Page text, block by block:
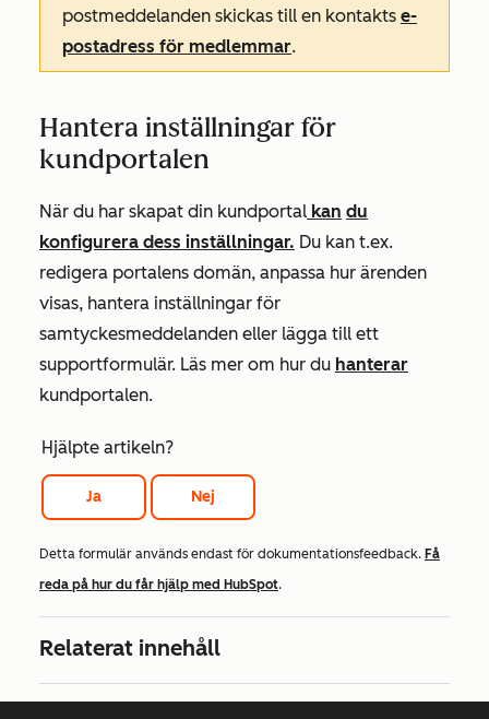
postmeddelanden skickas till en kontakts e-
postadress för medlemmar.
Hantera inställningar för
kundportalen
När du har skapat din kundportal kan du
konfigurera dess inställningar. Du kan t.ex.
redigera portalens domän, anpassa hur ärenden
visas, hantera inställningar för
samtyckesmeddelanden eller lägga till ett
supportformulär. Läs mer om hur du hanterar
kundportalen.
Hjälpte artikeln?
Ja Nej
Detta formulär används endast för dokumentationsfeedback. Få
reda på hur du får hjälp med HubSpot.
Relaterat innehåll